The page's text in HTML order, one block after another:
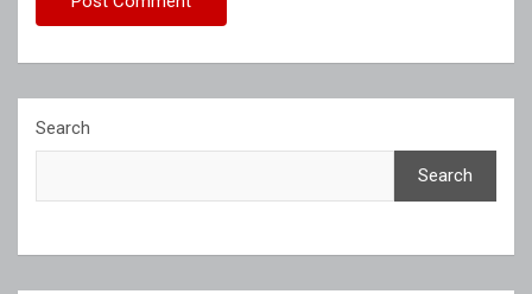
Search
Search